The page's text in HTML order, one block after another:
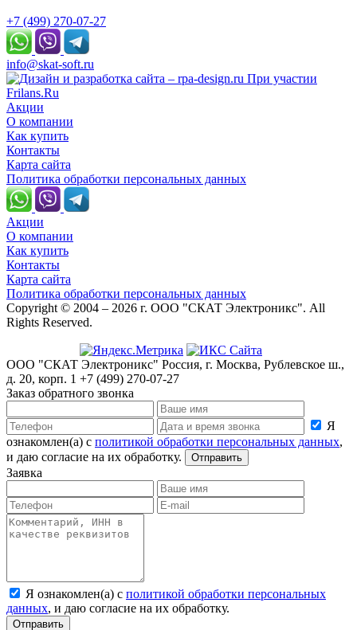
+7 (499) 270-07-27
info@skat-soft.ru
При участии
Frilans.Ru
Акции
О компании
Как купить
Контакты
Карта сайта
Политика обработки персональных данных
Акции
О компании
Как купить
Контакты
Карта сайта
Политика обработки персональных данных
Copyright © 2004 – 2026 г. ООО "СКАТ Электроникс". All
Rights Reserved.
ООО "СКАТ Электроникс" Россия, г. Москва, Рублевское ш.,
д. 20, корп. 1 +7 (499) 270-07-27
Заказ обратного звонка
Я
ознакомлен(а) с политикой обработки персональных данных,
и даю согласие на их обработку.
Отправить
Заявка
Я ознакомлен(а) с политикой обработки персональных
данных, и даю согласие на их обработку.
Отправить